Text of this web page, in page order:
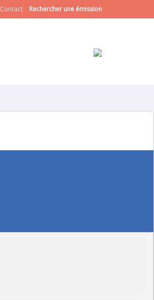
Contact Rechercher une émission